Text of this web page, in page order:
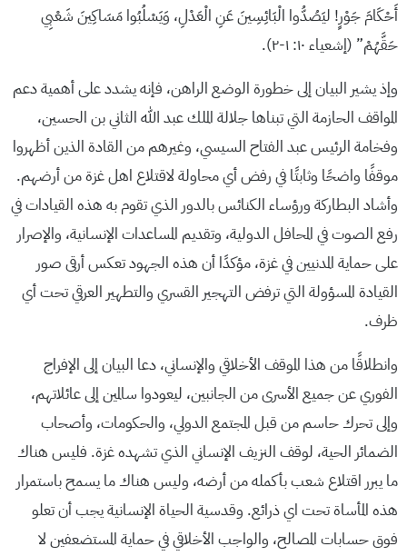
أَحْكَامَ جَوْرٍ! ليَصُدُّوا الْبَائِسِينَ عَنِ الْعَدْلِ، وَيَسْلُبُوا مَسَاكِينَ شَعْبِي
حَقَّهُمْ” (إشعياء ١٠: ١-٢).
وإذ يشير البيان إلى خطورة الوضع الراهن، فإنه يشدد على أهمية دعم
المواقف الحازمة التي تبناها جلالة الملك عبد الله الثاني بن الحسين،
وفخامة الرئيس عبد الفتاح السيسي، وغيرهم من القادة الذين أظهروا
موقفًا واضحًا وثابتًا في رفض أي محاولة لاقتلاع اهل غزة من أرضهم.
وأشاد البطاركة ورؤساء الكنائس بالدور الذي تقوم به هذه القيادات في
رفع الصوت في المحافل الدولية، وتقديم المساعدات الإنسانية، والإصرار
على حماية المدنيين في غزة، مؤكدًا أن هذه الجهود تعكس أرقى صور
القيادة المسؤولة التي ترفض التهجير القسري والتطهير العرقي تحت أي
ظرف.
وانطلاقًا من هذا الموقف الأخلاقي والإنساني، دعا البيان إلى الإفراج
الفوري عن جميع الأسرى من الجانبين، ليعودوا سالمين إلى عائلاتهم،
وإلى تحرك حاسم من قبل المجتمع الدولي، والحكومات، وأصحاب
الضمائر الحية، لوقف النزيف الإنساني الذي تشهده غزة. فليس هناك
ما يبرر اقتلاع شعب بأكمله من أرضه، وليس هناك ما يسمح باستمرار
هذه المأساة تحت اي ذرائع. وقدسية الحياة الإنسانية يجب أن تعلو
فوق حسابات المصالح، والواجب الأخلاقي في حماية المستضعفين لا